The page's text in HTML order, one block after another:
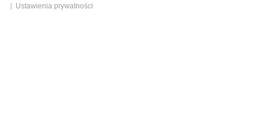
Ustawienia prywatności